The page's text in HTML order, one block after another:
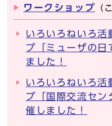
ワークショップ （
いろいろねいろ
プ「ミューザの日
ました！
いろいろねいろ
プ「国際交流セン
催しました！